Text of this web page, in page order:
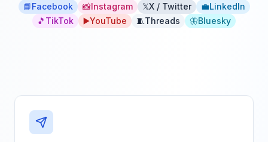
📘Facebook 📸Instagram 𝕏X / Twitter 💼LinkedIn
🎵 TikTok ▶️YouTube 🧵Threads 🦋Bluesky